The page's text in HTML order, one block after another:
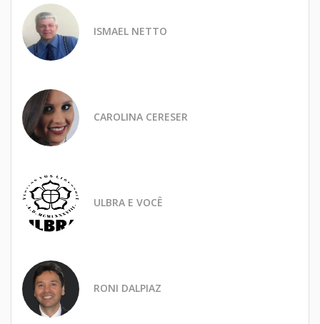
ISMAEL NETTO
CAROLINA CERESER
ULBRA E VOCÊ
RONI DALPIAZ